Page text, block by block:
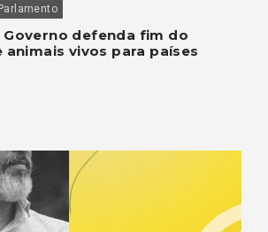
Governo defenda fim do
vivos para países